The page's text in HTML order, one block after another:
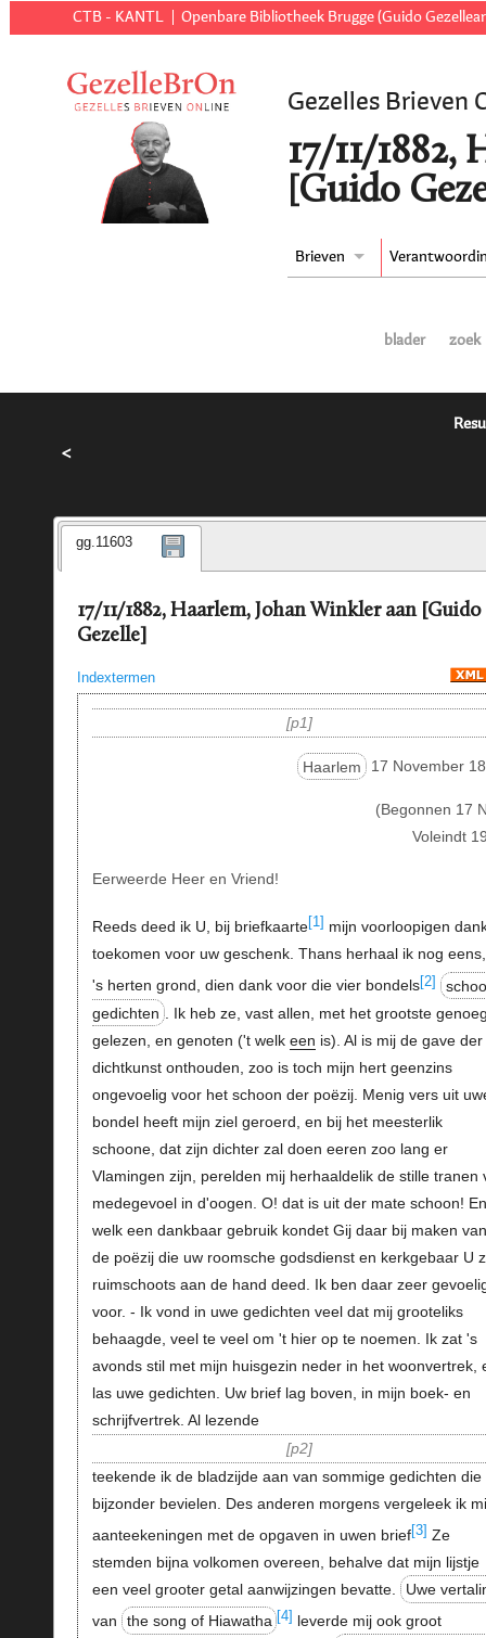
CTB - KANTL Openbare Bibliotheek Brugge (Guido
Gezelles Brieven
17/11/
[Guido
Brieven
blader zoek
<
gg.11603
17/11/1882, Haarlem, Johan Winkler aan [Guido
Gezelle]
Indextermen
p1
Haarlem 17 November
(Begonnen 17
Voleindt
Eerweerde Heer en Vriend!
Reeds deed ik U, bij briefkaarte [1]
mijn voorloopigen
toekomen voor uw geschenk. Thans herhaal ik nog
's herten grond, dien dank voor die vier bondels[2]
gedichten . Ik heb ze, vast allen, met het grootste
gelezen, en genoten ('t welk een is). Al is mij de gave der
dichtkunst onthouden, zoo is toch mijn hert geenzins
ongevoelig voor het schoon der poëzij. Menig vers uit
bondel heeft mijn ziel geroerd, en bij het meesterlik
schoone, dat zijn dichter zal doen eeren zoo lang er
Vlamingen zijn, perelden mij herhaaldelik de stille tranen
medegevoel in d'oogen. O! dat is uit der mate schoon! En
welk een dankbaar gebruik kondet Gij daar bij maken
de poëzij die uw roomsche godsdienst en kerkgebaar U
ruimschoots aan de hand deed. Ik ben daar zeer
voor. - Ik vond in uwe gedichten veel dat mij grooteliks
behaagde, veel te veel om 't hier op te noemen. Ik zat 's
avonds stil met mijn huisgezin neder in het woonvertrek,
las uwe gedichten. Uw brief lag boven, in mijn boek- en
schrijfvertrek. Al lezende
p2
teekende ik de bladzijde aan van sommige gedichten die
bijzonder bevielen. Des anderen morgens vergeleek ik
aanteekeningen met de opgaven in uwen brief[3] Ze
stemden bijna volkomen overeen, behalve dat mijn lijstje
een veel grooter getal aanwijzingen bevatte.
Uwe
van
the song of Hiawatha [4] leverde mij ook groot